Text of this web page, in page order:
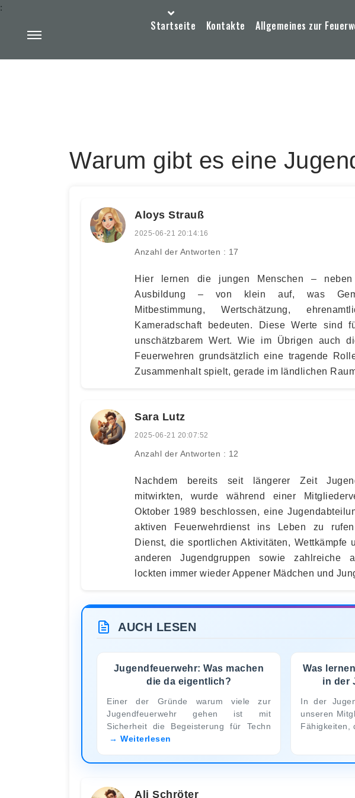
Startseite Kontakte Allgemeines zur
:
Warum gibt es eine
Aloys Strauß
2025-06-21 20:14:16
Anzahl der Antworten : 17
Hier lernen die jungen Menschen – neben
Ausbildung – von klein auf, was
Mitbestimmung, Wertschätzung,
Kameradschaft bedeuten. Diese Werte sind
unschätzbarem Wert. Wie im Übrigen auch
Feuerwehren grundsätzlich eine tragende
Zusammenhalt spielt, gerade im ländlichen
Sara Lutz
2025-06-21 20:07:52
Anzahl der Antworten : 12
Nachdem bereits seit längerer Zeit
mitwirkten, wurde während einer
Oktober 1989 beschlossen, eine
aktiven Feuerwehrdienst ins Leben zu
Dienst, die sportlichen Aktivitäten, Wettkämpfe
anderen Jugendgruppen sowie zahlreiche
lockten immer wieder Appener Mädchen und
AUCH LESEN
Jugendfeuerwehr: Was machen
die da eigentlich?
Einer der Gründe warum viele zur
Jugendfeuerwehr gehen ist mit
Sicherheit die Begeisterung für Techn
Weiterlesen
Was
in der
In der
unseren
Fähigkeiten,
Ali Schröter